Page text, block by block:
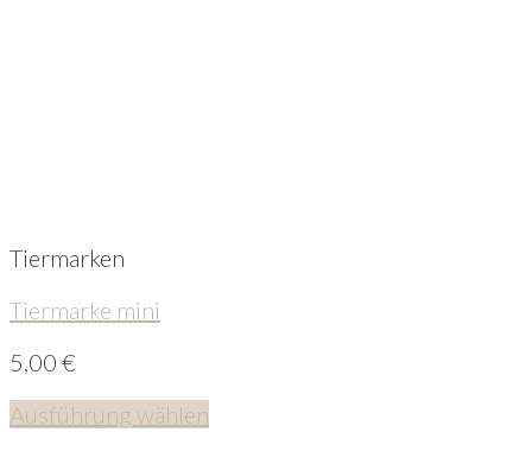
Tiermarken
Tiermarke mini
5,00 €
Ausführung wählen